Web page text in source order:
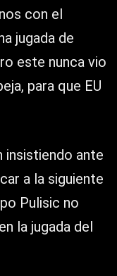
con el
jugada de
este nunca vio
para que EU
insistiendo ante
a la siguiente
Pulisic no
la jugada del